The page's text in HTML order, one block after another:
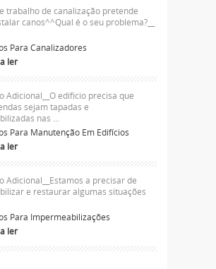
trabalho de canalização pretende
canos^^Qual é o seu problema?__
Para Canalizadores
ler
Adicional__O edificio precisa que
sejam tapadas e
nas ...
Para Manutenção Em Edifícios
ler
Adicional__Estamos a precisar de
e restaurar algumas situações
Para Impermeabilizações
ler